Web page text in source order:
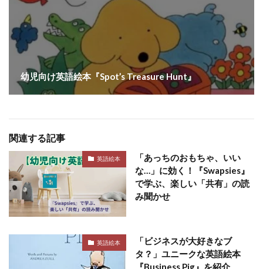
幼児向け英語絵本『Spot’s Treasure Hunt』
関連する記事
英語絵本
「あっちのおもちゃ、いい
な…」に効く！『Swapsies』
で学ぶ、楽しい「共有」の読
み聞かせ
英語絵本
「ビジネスが大好きなブ
タ？」ユニークな英語絵本